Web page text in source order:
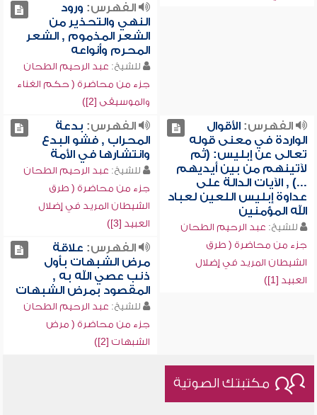
الفهرس: ورود
النهي والتحذير من
الشعر المذموم , الشعر
المحرم وأنواعه
للشيخ: عبد الرحيم الطحان
جزء من محاضرة ( حكم الغناء
والموسيقى [2])
الفهرس:الأقوال
الواردة في معنى قوله
تعالى عن إبليس: (ثم
لآتينهم من بين أيديهم
...) , الآيات الدالة على
عداوة إبليس اللعين لعباد
الله المؤمنين
للشيخ: عبد الرحيم الطحان
جزء من محاضرة ( طرق
الشيطان المريد في إضلال
العبيد [1])
الفهرس: بدعة
المحراب , فشو البدع
وانتشارها في الأمة
للشيخ: عبد الرحيم الطحان
جزء من محاضرة ( طرق
الشيطان المريد في إضلال
العبيد [3])
الفهرس: علاقة
مرض الشبهات بأول
ذنب عصي الله به ,
المقصود بمرض الشبهات
للشيخ: عبد الرحيم الطحان
جزء من محاضرة ( مرض
الشبهات [2])
مكتبتك الصوتية